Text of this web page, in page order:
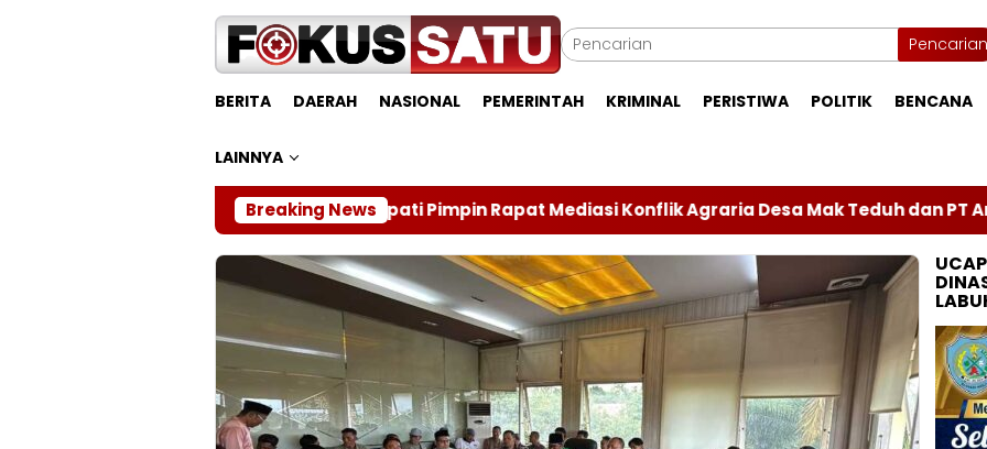
Pencarian
BERITA DAERAH NASIONAL PEMERINTAH KRIMINAL PERISTIWA POLITIK BENCANA
LAINNYA
Breaking News
Bupati Pimpin Rapat Mediasi Konflik Agraria Desa Mak Teduh dan PT Arara Abadi,